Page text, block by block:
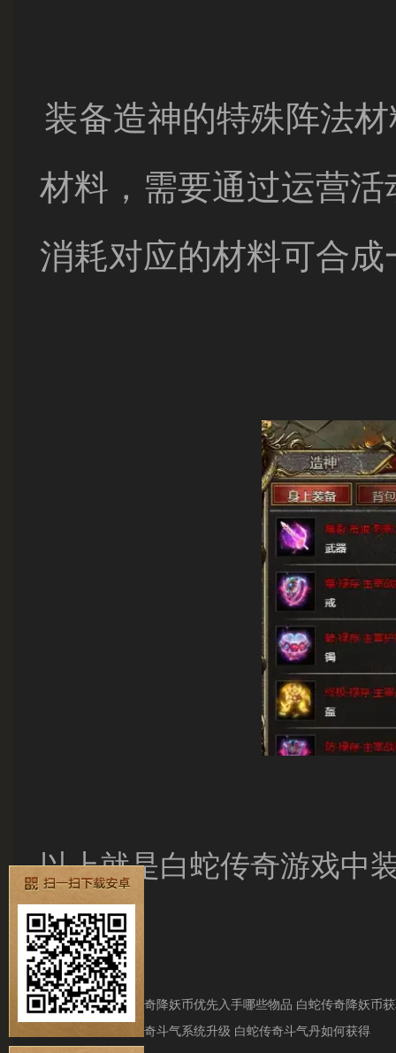
装备造神的特殊阵法
材料，需要通过运营
消耗对应的材料可合
以上就是白蛇传奇游戏中
上一篇： 白蛇传奇降妖币优先入手哪些物品 白蛇传奇降妖币
白蛇传奇斗气系统升级 白蛇传奇斗气丹如何获得